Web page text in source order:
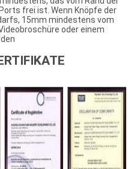
frei ist. Wenn Knöpfe der
15mm mindestens vom
oder einem